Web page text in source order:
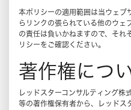
本ポリシーの適用範囲は当ウェブ
らリンクの張られている他のウェ
の責任は負いかねますので、それ
リシーをご確認ください。
著作権につ
レッドスターコンサルティング
等の著作権保有者から、レッドス